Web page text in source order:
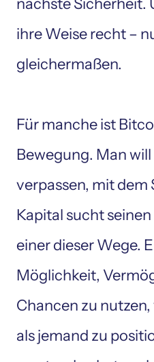
nächste Sicherheit.
ihre Weise recht –
gleichermaßen.
Für manche ist
Bewegung. Man
verpassen, mit
Kapital sucht
einer dieser Wege.
Möglichkeit,
Chancen zu
als jemand zu